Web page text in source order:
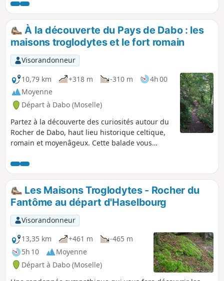
Geisterfelsen. Une grande partie de la
randonnée se pratique en forêt sur de
beaux sentiers balisés.
À la découverte du Pays de Dabo : les
maisons troglodytes et le fort romain
Visorandonneur
10,79 km
+318 m -310 m
4h 00
Moyenne
Départ à Dabo (Moselle)
Partez à la découverte des curiosités autour du
Rocher de Dabo, haut lieu historique celtique,
romain et moyenâgeux. Cette balade vous
l'histoire (très ancienne et plus récente) est
intimement liée à une situation géographique
des plus atypiques.
Les Maisons Troglodytes - Rocher du
Fantôme au départ d'Haselbourg
Visorandonneur
13,35 km
+461 m
-465 m
5h 10
Moyenne
Départ à Dabo (Moselle)